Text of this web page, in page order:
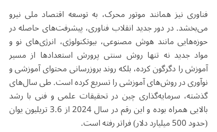
فناوری نیز همانند موتور محرک، به توسعه اقتصاد ملی نیرو
می‌بخشد. در دور جدید انقلاب فناوری، پیشرفت‌های حاصله در
حوزه‌هایی مانند هوش مصنوعی، بیوتکنولوژی، انرژی‌های نو و
مواد جدید نه تنها روش سنتی پرورش استعدادها از مسیر
آموزش را دگرگون کرده، بلکه روند بروزرسانی محتوای آموزشی و
نوآوری در روش‌های آموزشی را تسریع کرده است. طی سال‌های
گذشته، سرمایه‌گذاری چین در تحقیقات علمی و فنی با رشد
بالایی همراه بوده و این رقم در سال 2024 از 3.6 تریلیون یوان
(حدود 500 میلیارد دلار) فراتر رفته است
.